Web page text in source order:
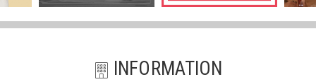
INFORMATION